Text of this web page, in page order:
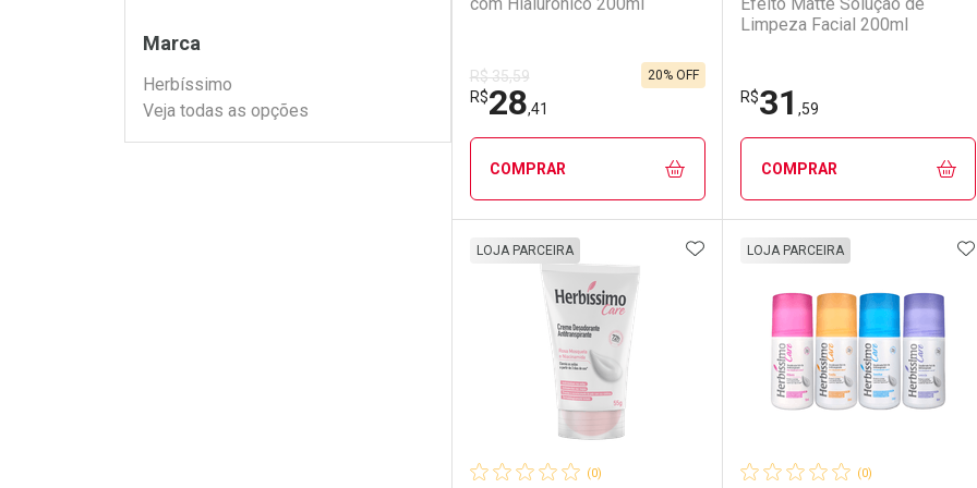
R$ 35,59
R$28,41
20% OFF
COMPRAR
FECHAR
Laboratório
FECHAR
Por Menos
Limpeza Facial 200ml
R$31 ,59
COMPRAR
Laboratório
Por Menos
(0)
LOJA PARCEIRA ADICIONAR AOS FAVORITOS
(0)
LOJA PARCEIRA
Filtros
Marca
Herbíssimo
Veja todas as opções